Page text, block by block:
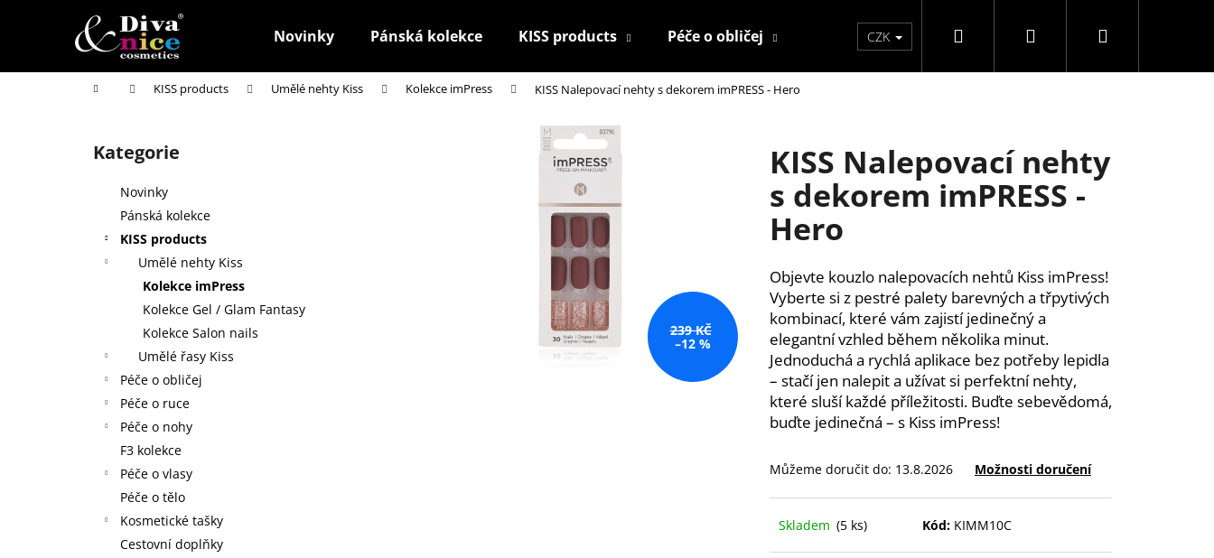
Novinky Pánská kolekce KISS products Péče o obličej Péče o ruce Péče o nohy F3 kolekce
CZK Hledat PřihlášeníNákupní
Domů KISS products Umělé nehty Kiss Kolekce imPress KISS Nalepovací nehty s dekorem imPRESS - Hero
Přeskočit
kategorie
Kategorie
Novinky
Pánská kolekce
KISS products
Umělé nehty Kiss
Kolekce imPress
Kolekce Gel / Glam Fantasy
Kolekce Salon nails
Umělé řasy Kiss
Péče o obličej
Péče o ruce
Péče o nohy
F3 kolekce
Péče o vlasy
Péče o tělo
Kosmetické tašky
Cestovní doplňky
KISS Nalepovací nehty
s dekorem imPRESS -
Hero
Objevte kouzlo nalepovacích nehtů Kiss imPress!
Vyberte si z pestré palety barevných a třpytivých
kombinací, které vám zajistí jedinečný a
elegantní vzhled během několika minut.
Jednoduchá a rychlá aplikace bez potřeby lepidla
– stačí jen nalepit a užívat si perfektní nehty,
které sluší každé příležitosti. Buďte sebevědomá,
buďte jedinečná – s Kiss imPress!
Můžeme doručit do: 13.8.2026 Možnosti doručení
Skladem (5 ks) Kód: KIMM10C
239 KČ
–12 %
í
Zpět
do
Zpět
do
Co potřebujete najít?
Doporučujeme
HOUBIČKA NA MAKE-UP, KULATÁ
NALEPOVACÍ UMĚLÉ NEHTY FM GIRLS +
LEPIDLO, Č.3